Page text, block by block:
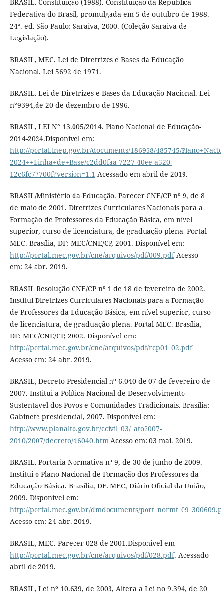
BRASIL. Constituição (1988). Constituição da República
Federativa do Brasil, promulgada em 5 de outubro de 1988.
24ª. ed. São Paulo: Saraiva, 2000. (Coleção Saraiva de
Legislação).
BRASIL, MEC. Lei de Diretrizes e Bases da Educação
Nacional. Lei 5692 de 1971.
BRASIL. Lei de Diretrizes e Bases da Educação Nacional. Lei
n°9394,de 20 de dezembro de 1996.
BRASIL, LEI N° 13.005/2014. Plano Nacional de Educação-
2014-2024.Disponível em:
http://portal.inep.gov.br/documents/186968/485745/
2024++Linha+de+Base/c2dd0faa-7227-40ee-a520-
12c6fc77700f?version=1.1 Acessado em abril de 2019.
BRASIL/Ministério da Educação. Parecer CNE/CP nº 9, de 8
de maio de 2001. Diretrizes Curriculares Nacionais para a
Formação de Professores da Educação Básica, em nível
superior, curso de licenciatura, de graduação plena. Portal
MEC. Brasília, DF: MEC/CNE/CP, 2001. Disponível em:
http://portal.mec.gov.br/cne/arquivos/pdf/009.pdfAcesso
em: 24 abr. 2019.
BRASIL Resolução CNE/CP nº 1 de 18 de fevereiro de 2002.
Institui Diretrizes Curriculares Nacionais para a Formação
de Professores da Educação Básica, em nível superior, curso
de licenciatura, de graduação plena. Portal MEC. Brasília,
DF: MEC/CNE/CP, 2002. Disponível em:
http://portal.mec.gov.br/cne/arquivos/pdf/rcp01_02.pdf
Acesso em: 24 abr. 2019.
BRASIL, Decreto Presidencial nº 6.040 de 07 de fevereiro de
2007. Institui a Política Nacional de Desenvolvimento
Sustentável dos Povos e Comunidades Tradicionais. Brasília:
Gabinete presidencial, 2007. Disponível em:
http://www.planalto.gov.br/ccivil_03/_ato2007-
2010/2007/decreto/d6040.htmAcesso em: 03 mai. 2019.
BRASIL. Portaria Normativa nº 9, de 30 de junho de 2009.
Institui o Plano Nacional de Formação dos Professores da
Educação Básica. Brasília, DF: MEC, Diário Oficial da União,
2009. Disponível em:
http://portal.mec.gov.br/dmdocuments/
Acesso em: 24 abr. 2019.
BRASIL, MEC. Parecer 028 de 2001.Disponivel em
http://portal.mec.gov.br/cne/arquivos/pdf/028.pdf. Acessado
abril de 2019.
BRASIL, Lei nº 10.639, de 2003, Altera a Lei no 9.394, de 20